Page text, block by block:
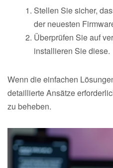
Stellen Sie sicher,
der neuesten
Überprüfen Sie auf
installieren Sie diese.
Wenn die einfachen
detaillierte Ansätze
zu beheben.